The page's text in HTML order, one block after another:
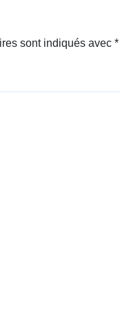
sont indiqués avec *